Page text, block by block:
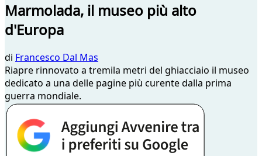
Marmolada, il museo più alto
d'Europa
di Francesco Dal Mas
​Riapre rinnovato a tremila metri del ghiacciaio il museo
dedicato a una delle pagine più curente dalla prima
guerra mondiale.